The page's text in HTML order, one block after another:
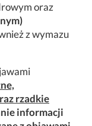
oraz
z wymazu
rzadkie
informacji